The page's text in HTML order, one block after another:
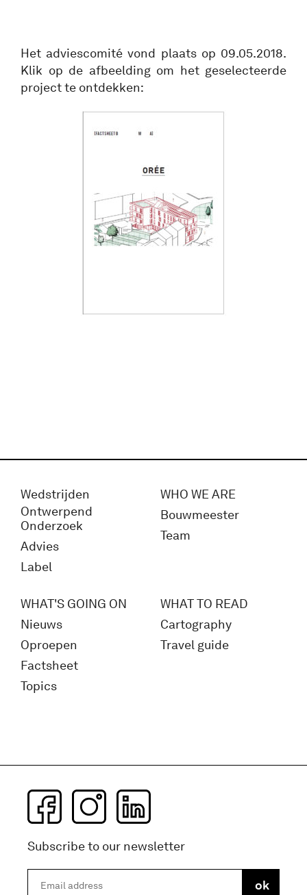
Het adviescomité vond plaats op 09.05.2018.
Klik op de afbeelding om het geselecteerde
project te ontdekken:
Wedstrijden
Ontwerpend
Onderzoek
Advies
Label
WHO WE ARE
Bouwmeester
Team
WHAT'S GOING ON
Nieuws
Oproepen
Factsheet
Topics
WHAT TO READ
Cartography
Travel guide
Subscribe to our newsletter